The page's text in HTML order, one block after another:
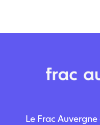
Le Frac